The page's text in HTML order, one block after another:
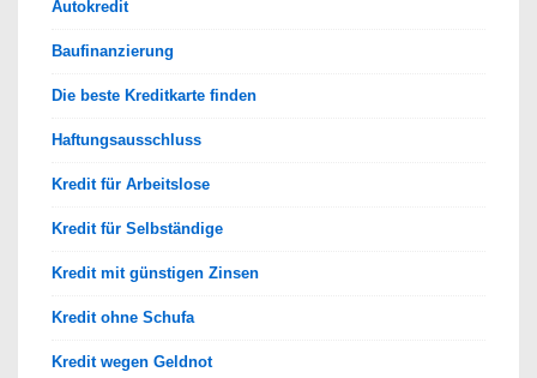
Autokredit
Baufinanzierung
Die beste Kreditkarte finden
Haftungsausschluss
Kredit für Arbeitslose
Kredit für Selbständige
Kredit mit günstigen Zinsen
Kredit ohne Schufa
Kredit wegen Geldnot